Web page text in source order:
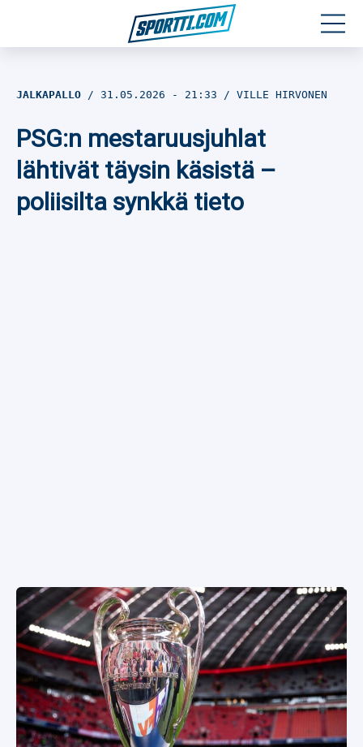
Jalkapallo
Yleisurheilu
JALKAPALLO 31.05.2026 - 21:33 VILLE HIRVONEN
PSG:n mestaruusjuhlat
lähtivät täysin käsistä –
poliisilta synkkä tieto